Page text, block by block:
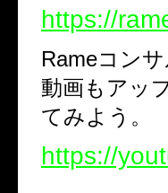
https://
Rameコン
動画もアッ
てみよう。
https://